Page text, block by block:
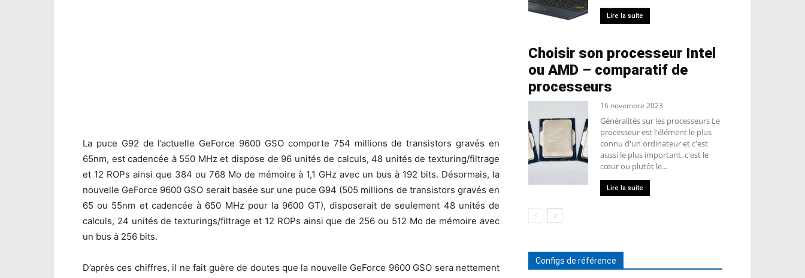
La puce G92 de l’actuelle GeForce 9600 GSO comporte 754 millions de transistors gravés en
65nm, est cadencée à 550 MHz et dispose de 96 unités de calculs, 48 unités de texturing/filtrage
et 12 ROPs ainsi que 384 ou 768 Mo de mémoire à 1,1 GHz avec un bus à 192 bits. Désormais, la
nouvelle GeForce 9600 GSO serait basée sur une puce G94 (505 millions de transistors gravés en
65 ou 55nm et cadencée à 650 MHz pour la 9600 GT), disposerait de seulement 48 unités de
calculs, 24 unités de texturings/filtrage et 12 ROPs ainsi que de 256 ou 512 Mo de mémoire avec
un bus à 256 bits.
D’après ces chiffres, il ne fait guère de doutes que la nouvelle GeForce 9600 GSO sera nettement
Lire la suite
Choisir son processeur Intel
ou AMD – comparatif de
processeurs
16 novembre 2023
Généralités sur les processeurs Le
processeur est l'élément le plus
connu d'un ordinateur et c'est
aussi le plus important, c'est le
cœur ou plutôt le...
Lire la suite
Configs de référence